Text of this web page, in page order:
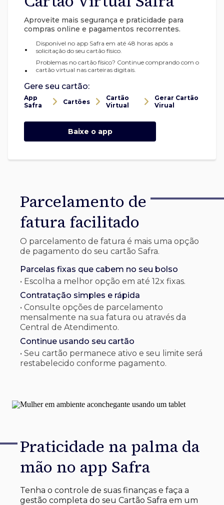
Aproveite mais segurança e praticidade para
compras online e pagamentos recorrentes.
•
Disponível no app Safra em até 48 horas após a
solicitação do seu cartão físico.
•
Problemas no cartão físico? Continue comprando com o
cartão virtual nas carteiras digitais.
Gere seu cartão:
App
Safra
Cartões
Cartão
Virtual
Gerar Cartão
Virual
Baixe o app
Parcelamento de
fatura facilitado
O parcelamento de fatura é mais uma opção
de pagamento do seu cartão Safra.
Parcelas fixas que cabem no seu bolso
• Escolha a melhor opção em até 12x fixas.
Contratação simples e rápida
• Consulte opções de parcelamento
mensalmente na sua fatura ou através da
Central de Atendimento.
Continue usando seu cartão
• Seu cartão permanece ativo e seu limite será
restabelecido conforme pagamento.
Praticidade na palma da
mão no app Safra
Tenha o controle de suas finanças e faça a
gestão completa do seu Cartão Safra em um